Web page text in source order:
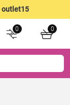
outlet15
0 0